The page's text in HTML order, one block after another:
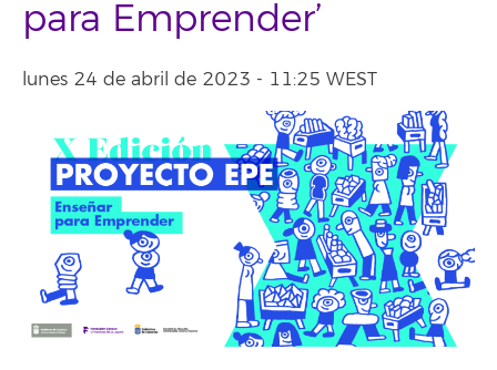
para Emprender’
lunes 24 de abril de 2023 - 11:25 WEST